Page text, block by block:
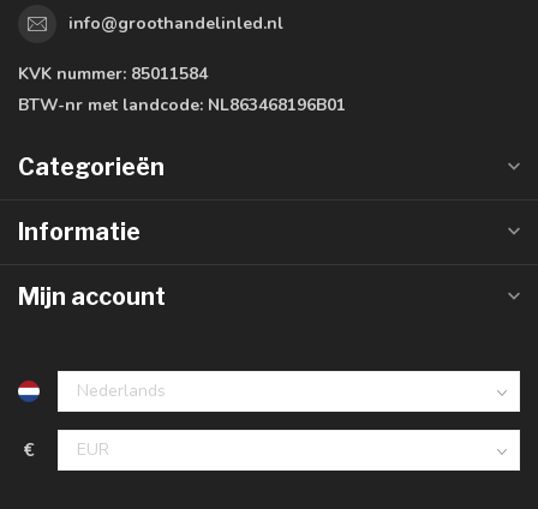
info@groothandelinled.nl
KVK nummer: 85011584
BTW-nr met landcode: NL863468196B01
Categorieën
Informatie
Mijn account
€